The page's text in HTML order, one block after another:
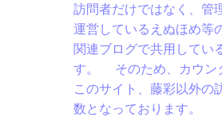
訪問者だけではなく、管
運営しているえぬほめ等
関連ブログで共用してい
す。 そのため、カウン
このサイト、藤彩以外の
数となっております。